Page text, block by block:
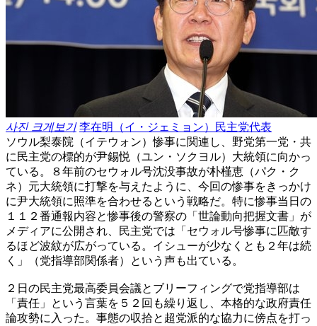
사진 크게보기 李在明（イ・ジェミョン）民主党代表
ソウル梨泰院（イテウォン）惨事に関連し、野党第一党・共
に民主党の標的が尹錫悦（ユン・ソクヨル）大統領に向かっ
ている。８年前のセウォル号沈没事故が朴槿恵（パク・ク
ネ）元大統領に打撃を与えたように、今回の惨事をきっかけ
に尹大統領に照準を合わせるという戦略だ。特に惨事当日の
１１２番通報内容と惨事後の警察の「世論動向把握文書」が
メディアに公開され、民主党では「セウォル号惨事に匹敵す
るほど波紋が広がっている。イシューが少なくとも２年は続
く」（党指導部関係者）という声も出ている。
２日の民主党最高委員会議とブリーフィングで党指導部は
「責任」という言葉を５２回も繰り返し、本格的な政府責任
論攻勢に入った。事態の収拾と超党派的な協力に傍点を打っ